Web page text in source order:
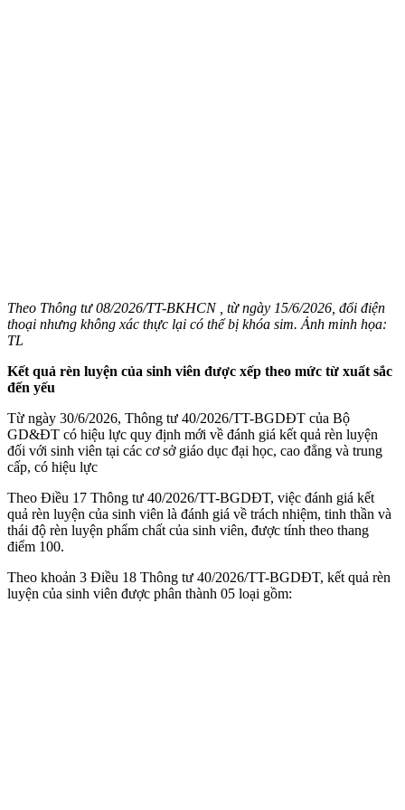
Theo Thông tư 08/2026/TT-BKHCN , từ ngày 15/6/2026, đổi điện
thoại nhưng không xác thực lại có thể bị khóa sim. Ảnh minh họa:
TL
Kết quả rèn luyện của sinh viên được xếp theo mức từ xuất sắc
đến yếu
Từ ngày 30/6/2026, Thông tư 40/2026/TT-BGDĐT của Bộ
GD&ĐT có hiệu lực quy định mới về đánh giá kết quả rèn luyện
đối với sinh viên tại các cơ sở giáo dục đại học, cao đẳng và trung
cấp, có hiệu lực
Theo Điều 17 Thông tư 40/2026/TT-BGDĐT, việc đánh giá kết
quả rèn luyện của sinh viên là đánh giá về trách nhiệm, tinh thần và
thái độ rèn luyện phẩm chất của sinh viên, được tính theo thang
điểm 100.
Theo khoản 3 Điều 18 Thông tư 40/2026/TT-BGDĐT, kết quả rèn
luyện của sinh viên được phân thành 05 loại gồm: